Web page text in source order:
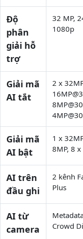
Độ
phân
giải hỗ
trợ
32 MP,
1080p
Giải mã
AI tắt
2 x
Giải mã
AI bật
1 x
8MP, 8
AI trên
đầu ghi
2 kênh
Plus
AI từ
camera
Crowd